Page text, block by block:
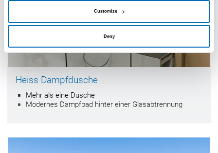
Customize
Deny
Heiss Dampfdusche
Mehr als eine Dusche
Modernes Dampfbad hinter einer Glasabtrennung